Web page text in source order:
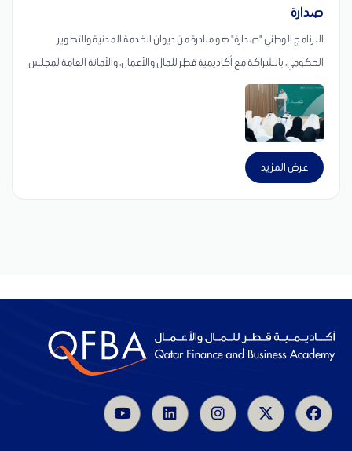
صدارة
البرنامج الوطني "صدارة" هو مبادرة من ديوان الخدمة المدنية والتطوير
الحكومي، بالشراكة مع أكاديمية قطر للمال والأعمال، والأمانة العامة لمجلس
الوزراء ووزارة العدل. يهدف البرنامج إلى تمكين الشباب القطري وتأهيلهم في
مجالات صياغة السياسات والتشريعات العامة، بما يتماشى مع الأطر
التشريعية القطرية، ومتطلبات التنمية الوطنية.
عرض المزيد